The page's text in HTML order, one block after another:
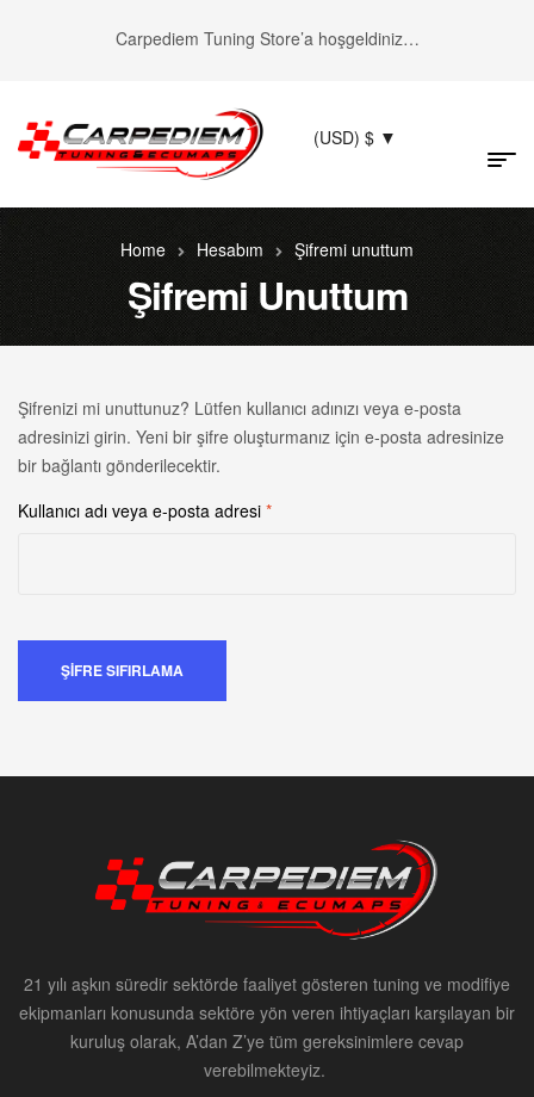
Carpediem Tuning Store’a hoşgeldiniz…
(USD) $
Home Hesabım Şifremi unuttum
Şifremi Unuttum
Şifrenizi mi unuttunuz? Lütfen kullanıcı adınızı veya e-posta
adresinizi girin. Yeni bir şifre oluşturmanız için e-posta adresinize
bir bağlantı gönderilecektir.
Kullanıcı adı veya e-posta adresi *
ŞIFRE SIFIRLAMA
21 yılı aşkın süredir sektörde faaliyet gösteren tuning ve modifiye
ekipmanları konusunda sektöre yön veren ihtiyaçları karşılayan bir
kuruluş olarak, A’dan Z’ye tüm gereksinimlere cevap
verebilmekteyiz.